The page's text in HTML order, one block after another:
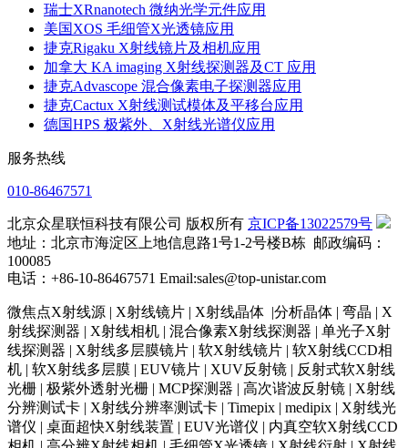
瑞士XRnanotech 微纳光学元件应用
美国XOS 毛细管X光透镜应用
捷克Rigaku X射线镜片及相机应用
加拿大 KA imaging X射线探测器及CT 应用
捷克Advascope 混合像素电子探测器应用
捷克Cactux X射线测试模体及平移台应用
德国HPS 极紫外、X射线光谱仪应用
服务热线
010-86467571
北京众星联恒科技有限公司 版权所有 京ICP备13022579号
地址：北京市海淀区上地信息路1号1-2号楼B栋 邮政编码：
100085
电话：+86-10-86467571 Email:sales@top-unistar.com
微焦点X射线源 | X射线镜片 | X射线晶体 |分析晶体 | 弯晶 | X
射线探测器 | X射线相机 | 混合像素X射线探测器 | 单光子X射
线探测器 | X射线多层膜镜片 | 软X射线镜片 | 软X射线CCD相
机 | 软X射线多层膜 | EUV镜片 | XUV反射镜 | 反射式软X射线
光栅 | 极紫外透射光栅 | MCP探测器 | 高次谐波反射镜 | X射线
分辨测试卡 | X射线分辨率测试卡 | Timepix | medipix | X射线光
谱仪 | 桌面超快X射线装置 | EUV光谱仪 | 内真空软X射线CCD